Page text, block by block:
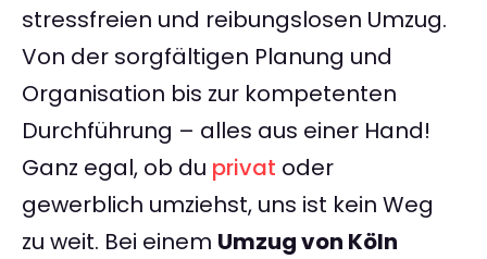
stressfreien und reibungslosen Umzug.
Von der sorgfältigen Planung und
Organisation bis zur kompetenten
Durchführung – alles aus einer Hand!
Ganz egal, ob du privat oder
gewerblich umziehst, uns ist kein Weg
zu weit. Bei einem Umzug von Köln